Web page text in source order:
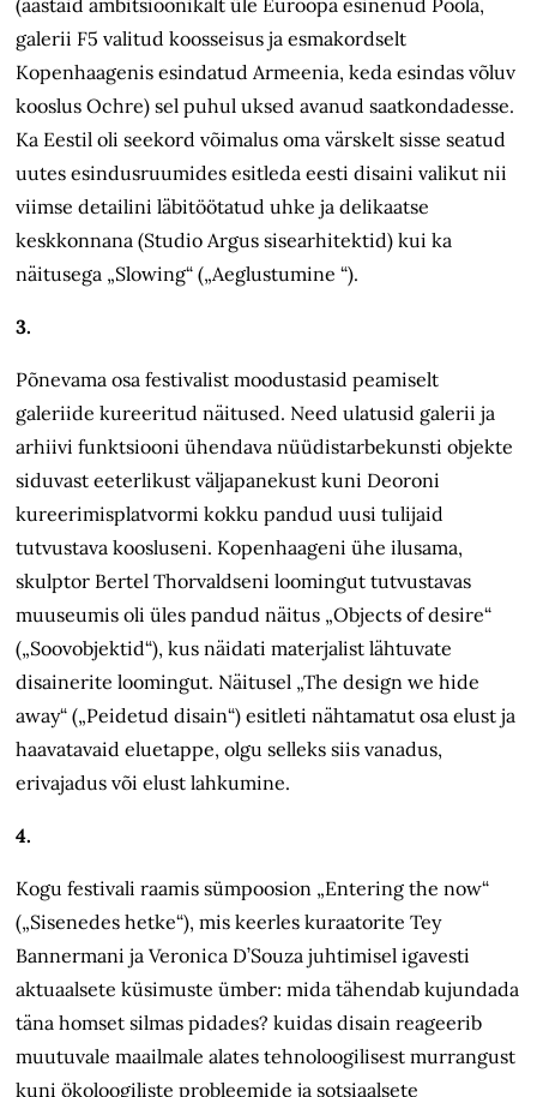
(aastaid ambitsioonikalt üle Euroopa esinenud Poola,
galerii F5 valitud koosseisus ja esmakordselt
Kopenhaagenis esindatud Armeenia, keda esindas võluv
kooslus Ochre) sel puhul uksed avanud saatkondadesse.
Ka Eestil oli seekord võimalus oma värskelt sisse seatud
uutes esindusruumides esitleda eesti disaini valikut nii
viimse detailini läbitöötatud uhke ja delikaatse
keskkonnana (Studio Argus sisearhitektid) kui ka
näitusega „Slowing“ („Aeglustumine “).
3.
Põnevama osa festivalist moodustasid peamiselt
galeriide kureeritud näitused. Need ulatusid galerii ja
arhiivi funktsiooni ühendava nüüdistarbekunsti objekte
siduvast eeterlikust väljapanekust kuni Deoroni
kureerimisplatvormi kokku pandud uusi tulijaid
tutvustava koosluseni. Kopenhaageni ühe ilusama,
skulptor Bertel Thorvaldseni loomingut tutvustavas
muuseumis oli üles pandud näitus „Objects of desire“
(„Soovobjektid“), kus näidati materjalist lähtuvate
disainerite loomingut. Näitusel „The design we hide
away“ („Peidetud disain“) esitleti nähtamatut osa elust ja
haavatavaid eluetappe, olgu selleks siis vanadus,
erivajadus või elust lahkumine.
4.
Kogu festivali raamis sümpoosion „Enter­ing the now“
(„Sisenedes hetke“), mis keerles kuraatorite Tey
Bannermani ja Veronica D’Souza juhtimisel igavesti
aktuaalsete küsimuste ümber: mida tähendab kujundada
täna homset silmas pidades? kuidas disain reageerib
muutuvale maailmale alates tehnoloogilisest murrangust
kuni ökoloogiliste probleemide ja sotsiaalsete